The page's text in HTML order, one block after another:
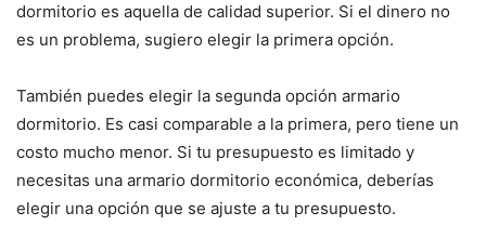
dormitorio es aquella de calidad superior. Si el dinero no
es un problema, sugiero elegir la primera opción.
También puedes elegir la segunda opción armario
dormitorio. Es casi comparable a la primera, pero tiene un
costo mucho menor. Si tu presupuesto es limitado y
necesitas una armario dormitorio económica, deberías
elegir una opción que se ajuste a tu presupuesto.